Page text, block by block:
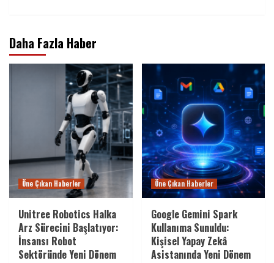
Daha Fazla Haber
Öne Çıkan Haberler
Unitree Robotics Halka
Arz Sürecini Başlatıyor:
İnsansı Robot
Sektöründe Yeni Dönem
Öne Çıkan Haberler
Google Gemini Spark
Kullanıma Sunuldu:
Kişisel Yapay Zekâ
Asistanında Yeni Dönem